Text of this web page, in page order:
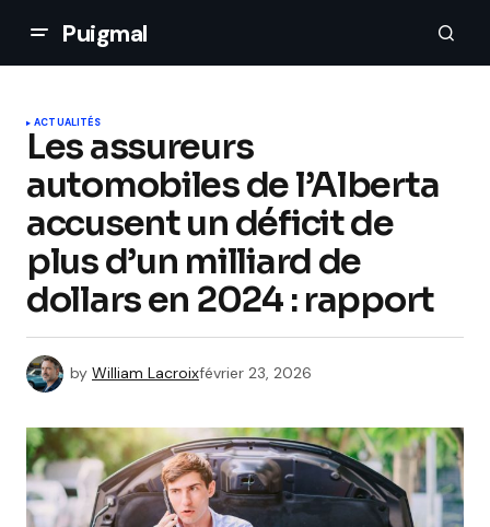
Puigmal
ACTUALITÉS
Les assureurs
automobiles de l’Alberta
accusent un déficit de
plus d’un milliard de
dollars en 2024 : rapport
by William Lacroixfévrier 23, 2026